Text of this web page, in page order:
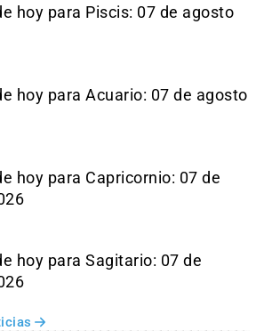
hoy para Piscis: 07 de agosto
hoy para Acuario: 07 de agosto
hoy para Capricornio: 07 de
hoy para Sagitario: 07 de